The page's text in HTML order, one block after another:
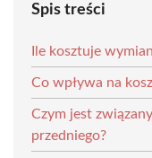
Spis treści
Ile kosztuje
Co wpływa na
Czym jest
przedniego?